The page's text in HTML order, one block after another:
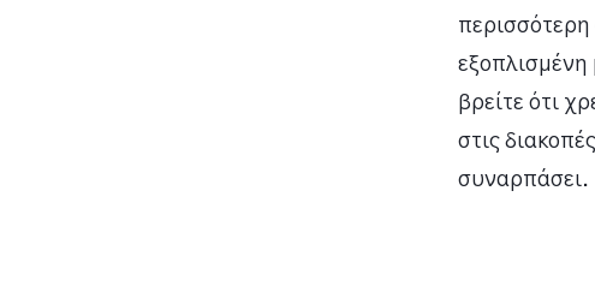
περισσότερη
εξοπλισμένη
βρείτε ότι
στις
συναρπάσει.